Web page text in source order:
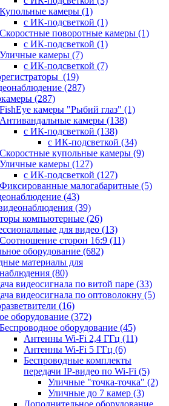
Купольные камеры (1)
с ИК-подсветкой (1)
Скоростные поворотные камеры (1)
с ИК-подсветкой (1)
Уличные камеры (7)
с ИК-подсветкой (7)
(19)
(287)
(287)
FishEye камеры "Рыбий глаз" (1)
Антивандальные камеры (138)
с ИК-подсветкой (138)
с ИК-подсветкой (34)
Скоростные купольные камеры (9)
Уличные камеры (127)
с ИК-подсветкой (127)
Фиксированные малогабаритные (5)
(43)
(39)
компьютерные (26)
для видео (13)
Соотношение сторон 16:9 (11)
оборудование (682)
материалы для
(80)
видеосигнала по витой паре (33)
видеосигнала по оптоволокну (5)
(16)
оборудование (372)
Беспроводное оборудование (45)
Антенны Wi-Fi 2,4 ГГц (11)
Антенны Wi-Fi 5 ГГц (6)
Беспроводные комплекты
передачи IP-видео по Wi-Fi (5)
Уличные "точка-точка" (2)
Уличные до 7 камер (3)
Дополнительное оборудование